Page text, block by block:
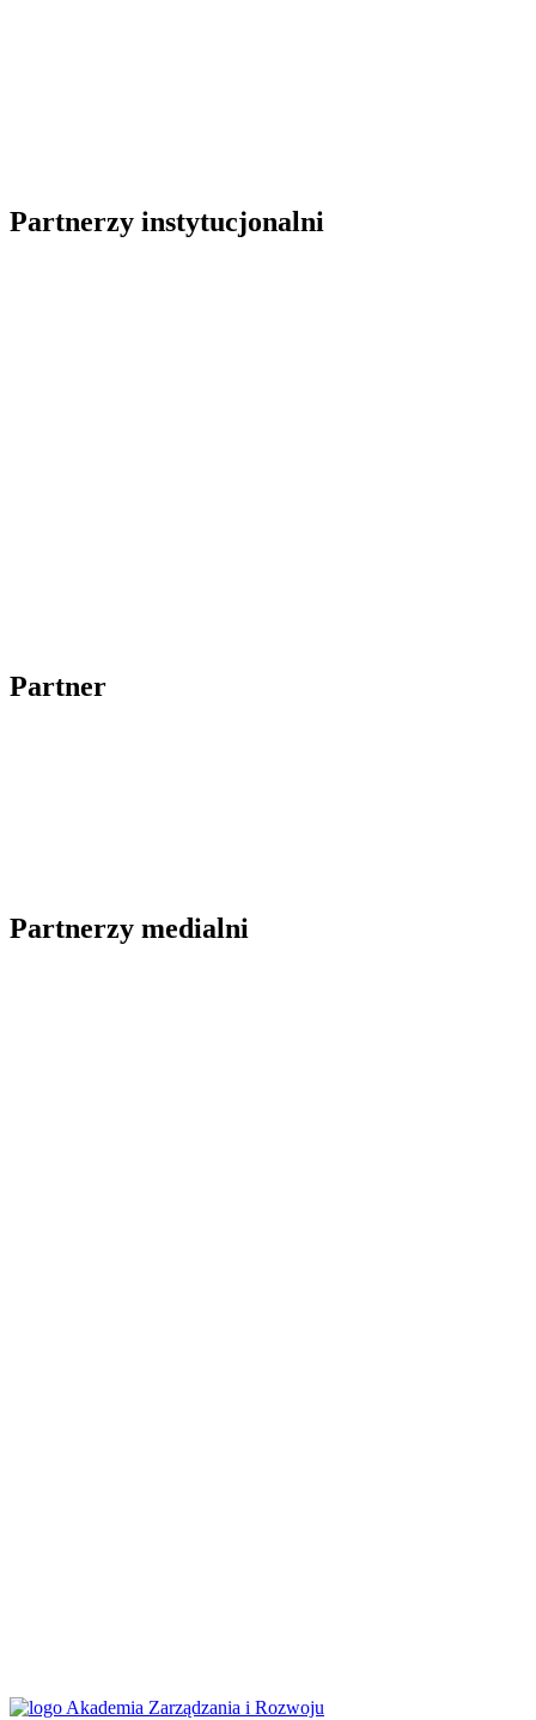
Partnerzy instytucjonalni
Partner
Partnerzy medialni